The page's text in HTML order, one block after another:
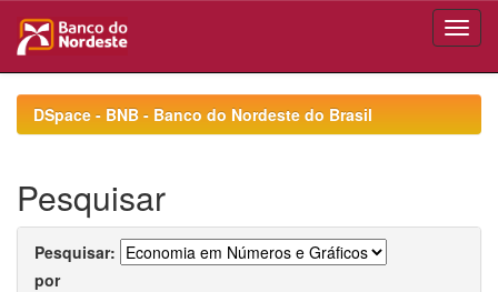
navigationDSpace - BNB - Banco do Nordeste do Brasil
Pesquisar
Pesquisar:
por